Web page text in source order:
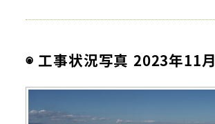
◉ 工事状況写真 2023年11月